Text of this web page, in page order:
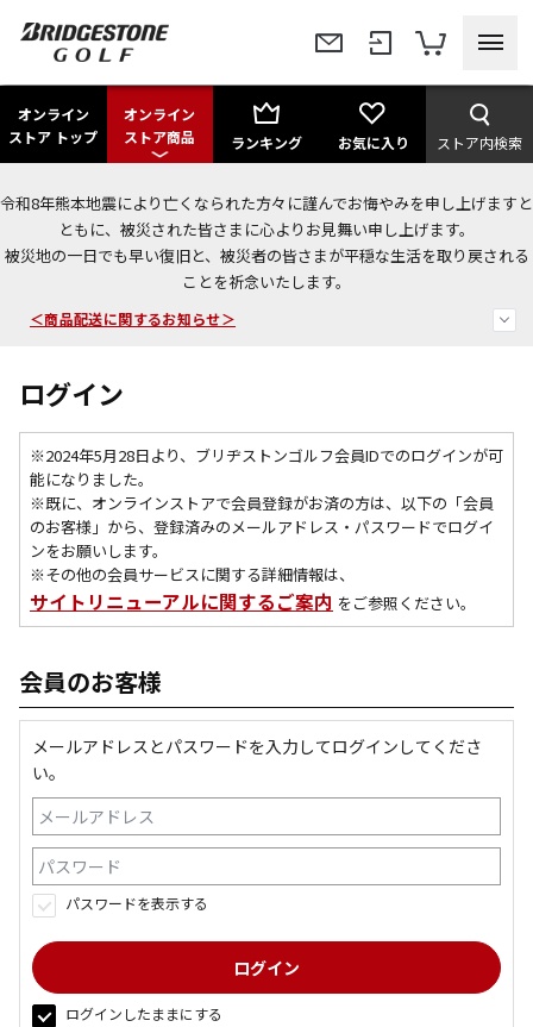
オンライン
ストア トップ
オンライン
ストア商品
ランキング お気に入り ストア内検索
令和8年熊本地震により亡くなられた方々に謹んでお悔やみを申し上げますと
ともに、被災された皆さまに心よりお見舞い申し上げます。
被災地の一日でも早い復旧と、被災者の皆さまが平穏な生活を取り戻される
ことを祈念いたします。
＜夏季休暇中のご注文・発送・お問い合わせ＞
今なら新規会員登録で1,000円OFFクーポンプレゼント！
＜商品配送に関するお知らせ＞
ログイン
※2024年5月28日より、ブリヂストンゴルフ会員IDでのログインが可
能になりました。
※既に、 オンラインストアで会員登録がお済の方は、以下の「会員
のお客様」から、登録済みのメールアドレス・パスワードでログイ
ンをお願いします。
※その他の会員サービスに関する詳細情報は、
サイトリニューアルに関するご案内 をご参照ください。
会員のお客様
メールアドレスとパスワードを入力してログインしてくださ
い。
パスワードを表示する
ログインしたままにする